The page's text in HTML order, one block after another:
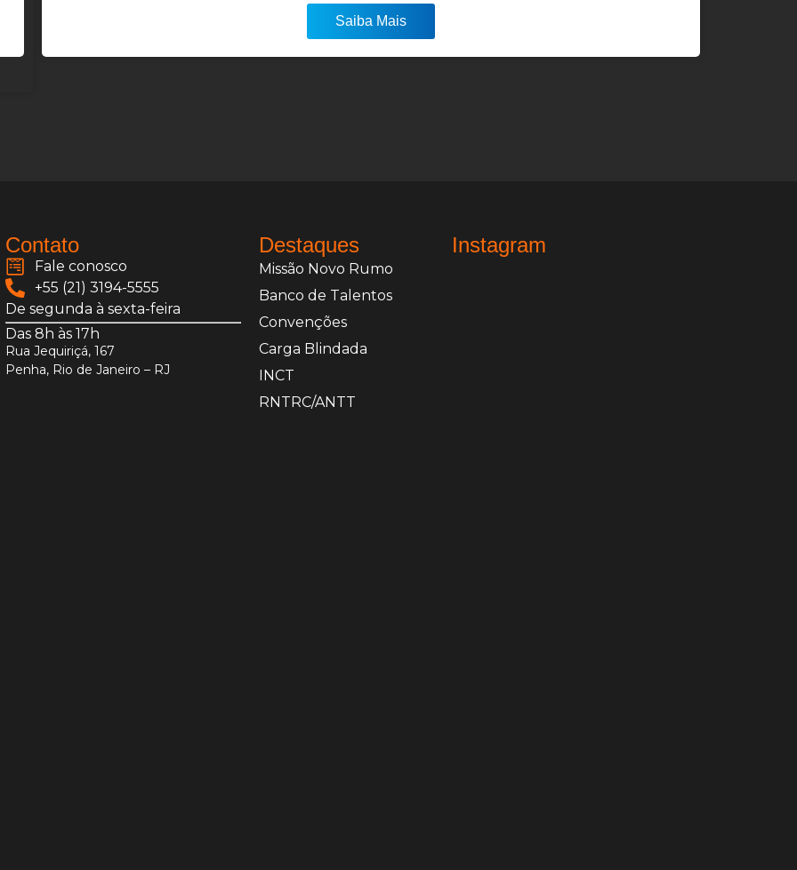
Saiba Mais
Contato
Fale conosco
+55 (21) 3194-5555
De segunda à sexta-feira
Das 8h às 17h
Rua Jequiriçá, 167
Penha, Rio de Janeiro – RJ
Destaques
Missão Novo Rumo
Banco de Talentos
Convenções
Carga Blindada
INCT
RNTRC/ANTT
Instagram